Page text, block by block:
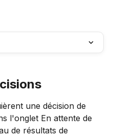
une décision de
l'onglet En attente de
de résultats de